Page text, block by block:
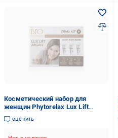
Косметический набор для
женщин Phytorelax Lux Lift
Argan сыворотка + крем +
маска-скраб
оценить